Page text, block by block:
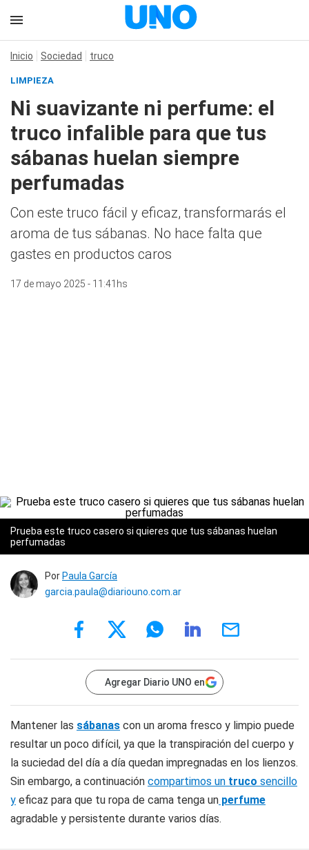
Inicio Sociedad truco
LIMPIEZA
Ni suavizante ni perfume: el
truco infalible para que tus
sábanas huelan siempre
perfumadas
Con este truco fácil y eficaz, transformarás el
aroma de tus sábanas. No hace falta que
gastes en productos caros
17 de mayo 2025 - 11:41hs
Prueba este truco casero si quieres que tus sábanas huelan
perfumadas
Por Paula García
garcia.paula@diariouno.com.ar
Agregar Diario UNO en
Mantener las sábanas con un aroma fresco y limpio puede
resultar un poco difícil, ya que la transpiración del cuerpo y
la suciedad del día a día quedan impregnadas en los lienzos.
Sin embargo, a continuación compartimos un truco sencillo
y eficaz para que tu ropa de cama tenga un perfume
agradable y persistente durante varios días.